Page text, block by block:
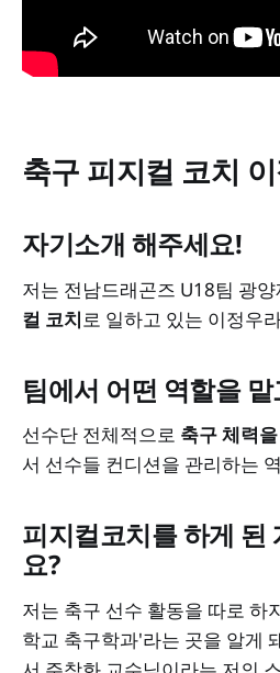
축구 피지컬 코치
자기소개 해주세요!
저는 전남드래곤즈 U18팀 광
컬 코치 로 일하고 있는 이정우
팀에서 어떤 역할을
선수단 전체적으로 축구 체력
서 선수들 컨디션을 관리하는
피지컬코치를 하게 된
요?
저는 축구 선수 활동을 따로 하
학교 축구학과'라는 곳을 알게